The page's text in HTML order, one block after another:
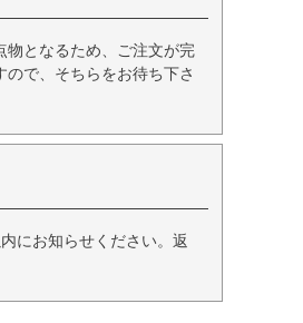
物となるため、ご注文が完
で、そちらをお待ち下さ
にお知らせください。返